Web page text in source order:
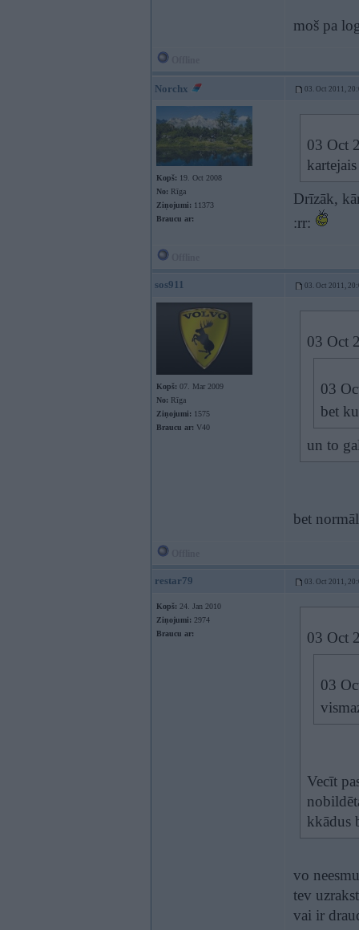
moš pa
Norchx 03. Oct 2011,
Kopš: 19. Oct 2008
No: Rīga
Ziņojumi: 11373
Braucu ar:
03 Oct
Drīzāk,
:rr:
sos911 03. Oct 2011,
Kopš: 07. Mar 2009
No: Rīga
Ziņojumi: 1575
Braucu ar: V40
03 Oct
03
bet
un to
bet
restar79 03. Oct 2011,
Kopš: 24. Jan 2010
Ziņojumi: 2974
Braucu ar:
03 Oct
03
Vecīt
kkādus
vo
tev
vai ir